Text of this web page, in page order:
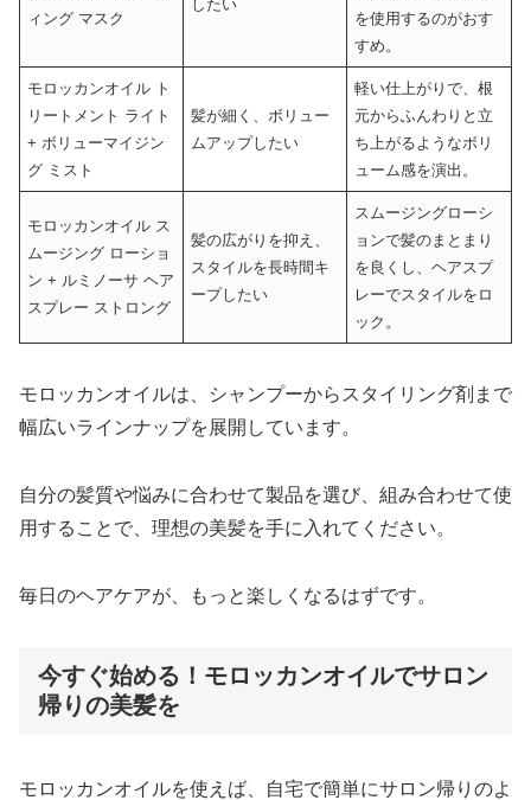
ィング マスク
したい
を使用するのがおす
すめ。
モロッカンオイル ト
リートメント ライト
+ ボリューマイジン
グ ミスト
髪が細く、ボリュー
ムアップしたい
軽い仕上がりで、根
元からふんわりと立
ち上がるようなボリ
ューム感を演出。
モロッカンオイル ス
ムージング ローショ
ン + ルミノーサ ヘア
スプレー ストロング
髪の広がりを抑え、
スタイルを長時間キ
ープしたい
スムージングローシ
ョンで髪のまとまり
を良くし、ヘアスプ
レーでスタイルをロ
ック。
モロッカンオイルは、シャンプーからスタイリング剤まで
幅広いラインナップを展開しています。
自分の髪質や悩みに合わせて製品を選び、組み合わせて使
用することで、理想の美髪を手に入れてください。
毎日のヘアケアが、もっと楽しくなるはずです。
今すぐ始める！モロッカンオイルでサロン
帰りの美髪を
モロッカンオイルを使えば、自宅で簡単にサロン帰りのよ